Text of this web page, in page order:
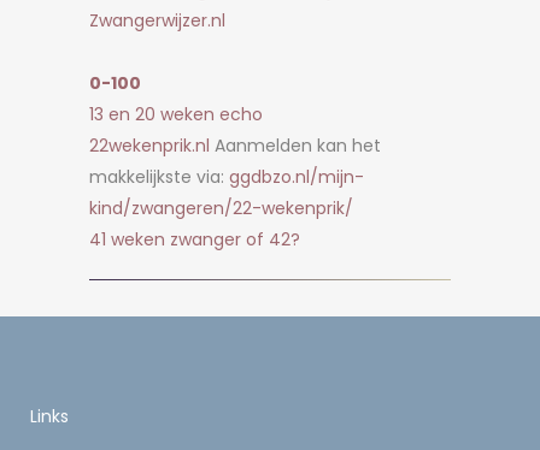
Zwangerwijzer.nl
0-100
13 en 20 weken echo
22wekenprik.nl Aanmelden kan het
makkelijkste via: ggdbzo.nl/mijn-
kind/zwangeren/22-wekenprik/
41 weken zwanger of 42?
Links